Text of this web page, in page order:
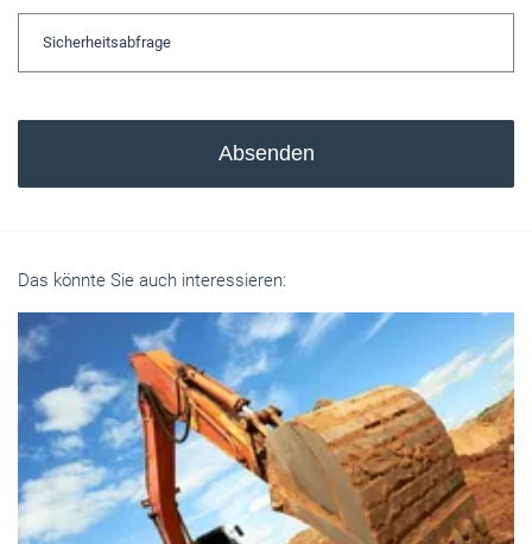
Absenden
Das könnte Sie auch interessieren: